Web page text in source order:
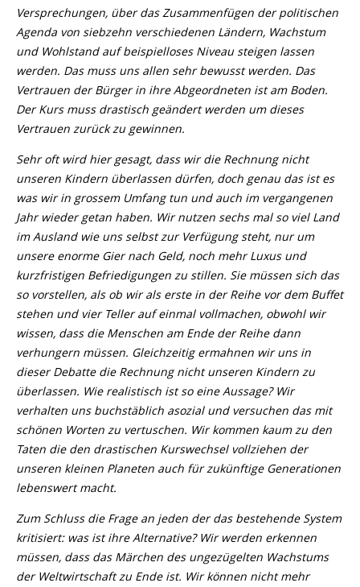
Versprechungen, über das Zusammenfügen der politischen
Agenda von siebzehn verschiedenen Ländern, Wachstum
und Wohlstand auf beispielloses Niveau steigen lassen
werden. Das muss uns allen sehr bewusst werden. Das
Vertrauen der Bürger in ihre Abgeordneten ist am Boden.
Der Kurs muss drastisch geändert werden um dieses
Vertrauen zurück zu gewinnen.
Sehr oft wird hier gesagt, dass wir die Rechnung nicht
unseren Kindern überlassen dürfen, doch genau das ist es
was wir in grossem Umfang tun und auch im vergangenen
Jahr wieder getan haben. Wir nutzen sechs mal so viel Land
im Ausland wie uns selbst zur Verfügung steht, nur um
unsere enorme Gier nach Geld, noch mehr Luxus und
kurzfristigen Befriedigungen zu stillen. Sie müssen sich das
so vorstellen, als ob wir als erste in der Reihe vor dem Buffet
stehen und vier Teller auf einmal vollmachen, obwohl wir
wissen, dass die Menschen am Ende der Reihe dann
verhungern müssen. Gleichzeitig ermahnen wir uns in
dieser Debatte die Rechnung nicht unseren Kindern zu
überlassen. Wie realistisch ist so eine Aussage? Wir
verhalten uns buchstäblich asozial und versuchen das mit
schönen Worten zu vertuschen. Wir kommen kaum zu den
Taten die den drastischen Kurswechsel vollziehen der
unseren kleinen Planeten auch für zukünftige Generationen
lebenswert macht.
Zum Schluss die Frage an jeden der das bestehende System
kritisiert: was ist ihre Alternative? Wir werden erkennen
müssen, dass das Märchen des ungezügelten Wachstums
der Weltwirtschaft zu Ende ist. Wir können nicht mehr